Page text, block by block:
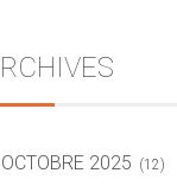
OCTOBRE 2025 (12)